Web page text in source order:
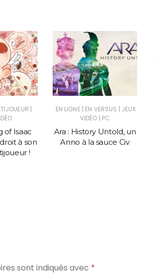
|
of Isaac
à son
!
EN LIGNE | EN VERSUS | JEUX
VIDÉO | PC
Ara : History Untold, un
Anno à la sauce Civ
sont indiqués avec *